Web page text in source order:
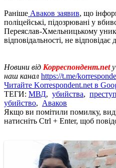
Раніше Аваков заявив, що
поліцейські, підозрювані у
Переяслав-Хмельницькому
відповідальності, не відповідає
Новини від Корреспондент.net
наш канал https://t.me/
Читайте Korrespondent.net в
ТЕГИ: МВД, убийства,
убийство, Аваков
Якщо ви помітили помилку,
натисніть Ctrl + Enter, щоб